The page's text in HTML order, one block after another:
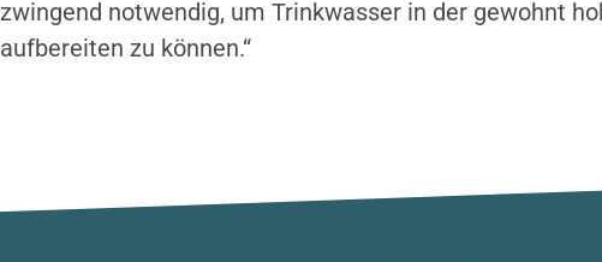
zwingend notwendig, um Trinkwasser in der gewohnt
aufbereiten zu können.“